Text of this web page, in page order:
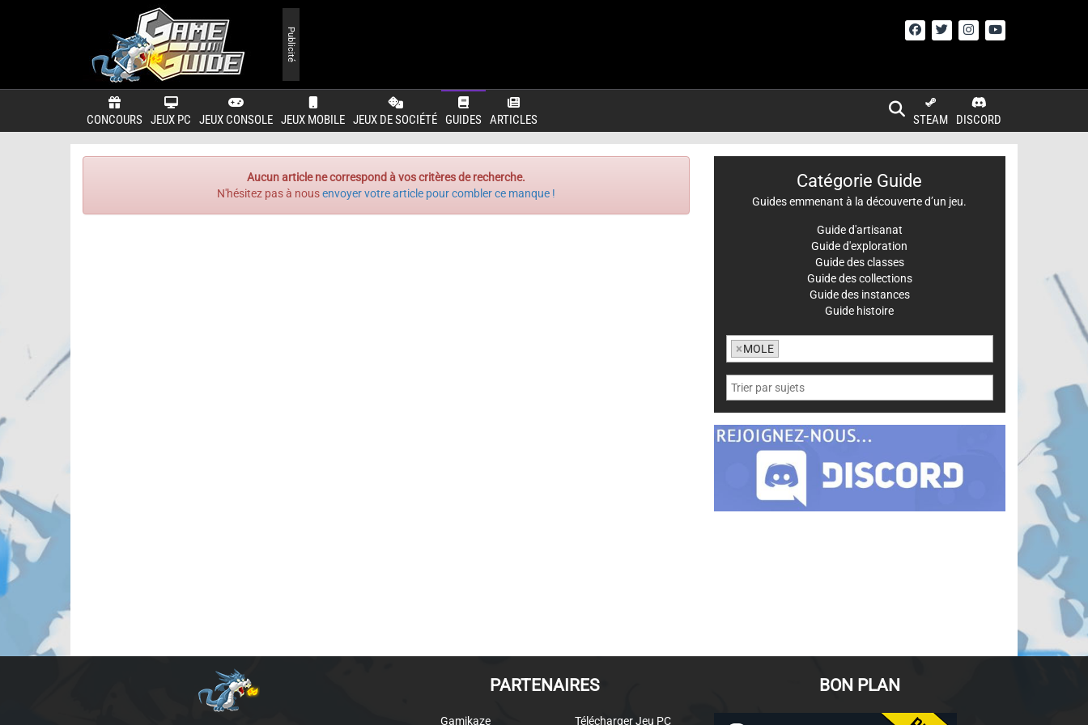
CONCOURS JEUX PC JEUX CONSOLE JEUX MOBILE JEUX DE SOCIÉTÉ GUIDES ARTICLES DISCORD
STEAM
Publicité
Aucun article ne correspond à vos critères de recherche.
N'hésitez pas à nousenvoyer votre article pour combler ce manque !
Catégorie Guide
Guides emmenant à la découverte d’un jeu.
Guide d'artisanat
Guide d'exploration
Guide des classes
Guide des collections
Guide des instances
Guide histoire
×MOLE
PARTENAIRES
Gamikaze Télécharger Jeu PC
BON PLAN